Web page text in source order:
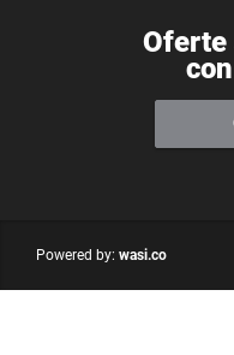
Oferte
Powered by: wasi.co